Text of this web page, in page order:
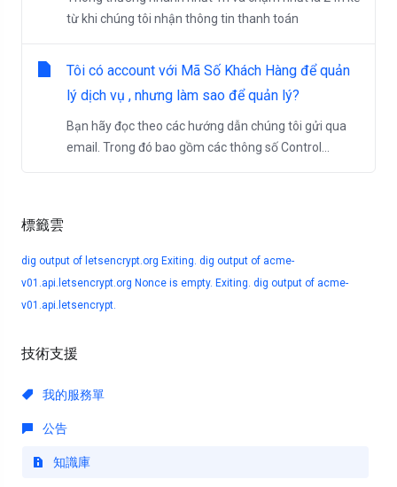
標籤雲
dig output of letsencrypt.org Exiting. dig output of acme-
v01.api.letsencrypt.org Nonce is empty. Exiting. dig output of acme-
v01.api.letsencrypt.
技術支援
我的服務單
公告
知識庫
từ khi chúng tôi nhận thông tin thanh toán
Tôi có account với Mã Số Khách Hàng để quản
lý dịch vụ , nhưng làm sao để quản lý?
Bạn hãy đọc theo các hướng dẫn chúng tôi gửi qua
email. Trong đó bao gồm các thông số Control...